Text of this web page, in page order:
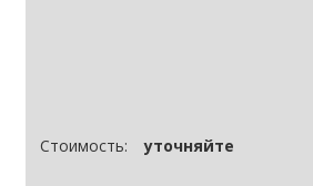
Стоимость: уточняйте